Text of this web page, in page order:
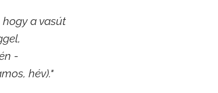
a vasút
-
hév)."